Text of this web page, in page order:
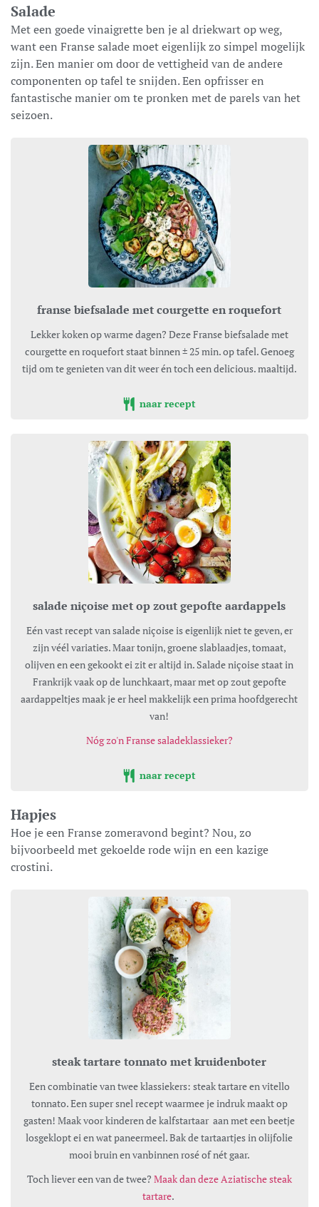
Salade
Met een goede vinaigrette ben je al driekwart op weg,
want een Franse salade moet eigenlijk zo simpel mogelijk
zijn. Een manier om door de vettigheid van de andere
componenten op tafel te snijden. Een opfrisser en
fantastische manier om te pronken met de parels van het
seizoen.
franse biefsalade met courgette en roquefort
Lekker koken op warme dagen? Deze Franse biefsalade met
courgette en roquefort staat binnen ± 25 min. op tafel. Genoeg
tijd om te genieten van dit weer én toch een delicious. maaltijd.
naar recept
salade niçoise met op zout gepofte aardappels
Eén vast recept van salade niçoise is eigenlijk niet te geven, er
zijn véél variaties. Maar tonijn, groene slablaadjes, tomaat,
olijven en een gekookt ei zit er altijd in. Salade niçoise staat in
Frankrijk vaak op de lunchkaart, maar met op zout gepofte
aardappeltjes maak je er heel makkelijk een prima hoofdgerecht
van!
Nóg zo'n Franse saladeklassieker?
naar recept
Hapjes
Hoe je een Franse zomeravond begint? Nou, zo
bijvoorbeeld met gekoelde rode wijn en een kazige
crostini.
steak tartare tonnato met kruidenboter
Een combinatie van twee klassiekers: steak tartare en vitello
tonnato. Een super snel recept waarmee je indruk maakt op
gasten! Maak voor kinderen de kalfstartaar aan met een beetje
losgeklopt ei en wat paneermeel. Bak de tartaartjes in olijfolie
mooi bruin en vanbinnen rosé of nét gaar.
Toch liever een van de twee? Maak dan deze Aziatische steak
tartare.